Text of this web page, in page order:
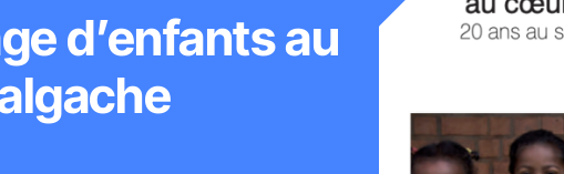
d’enfants au